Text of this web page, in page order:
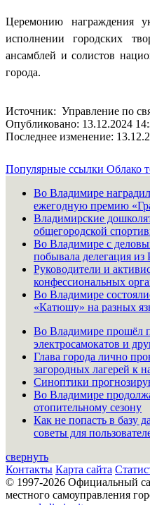
Церемонию награждения
исполнении городских
ансамблей и солистов
города.
Источник: Управление по
Опубликовано: 13.12.2024
Последнее изменение:
Популярные ссылки Облако
Во Владимире
ежегодную премию
Владимирские
общегородской
Во Владимире с
побывала делегация из
Руководители и
конфессиональных
Во Владимире
«Катюшу» на разных
Во Владимире прошёл
электросамокатов и
Глава города лично
загородных лагерей к
Синоптики
Во Владимире
отопительному сезону
Как не попасть в базу
советы для
свернуть
Контакты Карта сайта
© 1997-2026 Официальный
местного самоуправления